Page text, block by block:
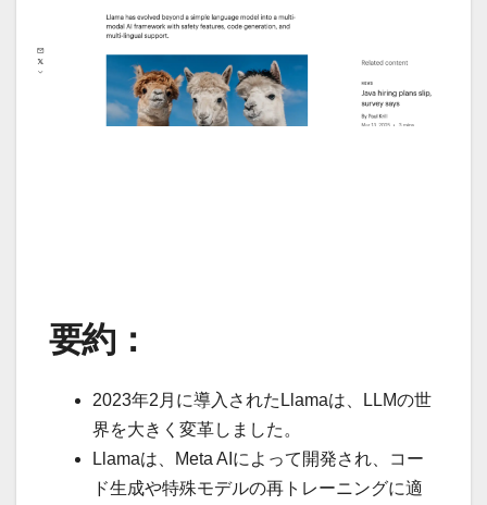
要約：
2023年2月に導入されたLlamaは、LLMの世
界を大きく変革しました。
Llamaは、Meta AIによって開発され、コー
ド生成や特殊モデルの再トレーニングに適